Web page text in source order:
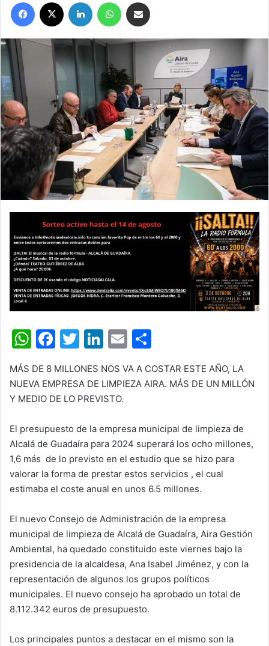
l
o
X
d
a
m
W
at
s
p
p
F
c
e
o
o
k
T
itt
er
Li
k
e
n
E
ai m
tir
MÁS DE 8 MILLONES NOS VA A COSTAR ESTE AÑO, LA
NUEVA EMPRESA DE LIMPIEZA AIRA. MÁS DE UN MILLÓN
Y MEDIO DE LO PREVISTO.
El presupuesto de la empresa municipal de limpieza de
Alcalá de Guadaíra para 2024 superará los ocho millones,
1,6 más de lo previsto en el estudio que se hizo para
valorar la forma de prestar estos servicios , el cual
estimaba el coste anual en unos 6.5 millones.
El nuevo Consejo de Administración de la empresa
municipal de limpieza de Alcalá de Guadaíra, Aira Gestión
Ambiental, ha quedado constituido este viernes bajo la
presidencia de la alcaldesa, Ana Isabel Jiménez, y con la
representación de algunos los grupos políticos
municipales. El nuevo consejo ha aprobado un total de
8.112.342 euros de presupuesto.
Los principales puntos a destacar en el mismo son la